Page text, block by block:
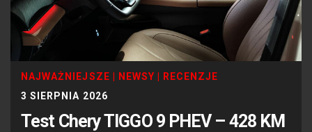
NAJWAŻNIEJSZE | NEWSY | RECENZJE
3 SIERPNIA 2026
Test Chery TIGGO 9 PHEV – 428 KM